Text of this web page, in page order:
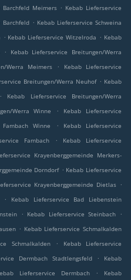
Barchfeld Meimers . Kebab Lieferservice
Barchfeld . Kebab Lieferservice Schweina
. Kebab Lieferservice Witzelroda . Kebab
.
Kebab Lieferservice Breitungen/Werra
Werra Meimers .
Kebab Lieferservice
Breitungen/Werra Neuhof . Kebab
.
Kebab Lieferservice Breitungen/Werra
Werra Winne .
Kebab Lieferservice
Winne .
Kebab Lieferservice
Fambach .
Kebab Lieferservice
Krayenberggemeinde Merkers-
Dorndorf . Kebab Lieferservice
Krayenberggemeinde Dietlas .
.
Kebab Lieferservice Bad Liebenstein
. Kebab Lieferservice Steinbach
.
. Kebab Lieferservice Schmalkalden
Schmalkalden .
Kebab Lieferservice
Dermbach Stadtlengsfeld .
Kebab
Lieferservice Dermbach . Kebab